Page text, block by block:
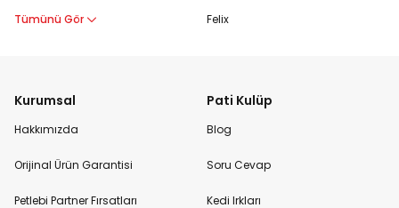
Tümünü Gör
Felix
Kurumsal
Hakkımızda
Orijinal Ürün Garantisi
Petlebi Partner Fırsatları
Pati Kulüp
Blog
Soru Cevap
Kedi Irkları